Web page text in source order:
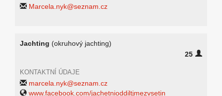
Marcela.nyk@seznam.cz
Jachting (okruhový jachting)
25
KONTAKTNÍ ÚDAJE
marcela.nyk@seznam.cz
www.facebook.com/jachetnioddiltjmezvsetin